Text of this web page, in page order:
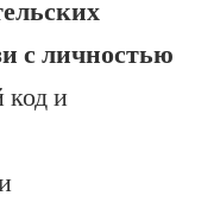
с личностью
и